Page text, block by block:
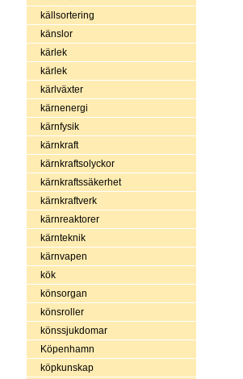
källsortering
känslor
kärlek
kärlek
kärlväxter
kärnenergi
kärnfysik
kärnkraft
kärnkraftsolyckor
kärnkraftssäkerhet
kärnkraftverk
kärnreaktorer
kärnteknik
kärnvapen
kök
könsorgan
könsroller
könssjukdomar
Köpenhamn
köpkunskap